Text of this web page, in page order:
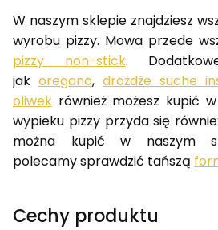
W naszym sklepie znajdziesz
wyrobu pizzy. Mowa przede
pizzy non-stick.
jak oregano, drożdże suche
oliwek również możesz kupić
wypieku pizzy przyda się
można kupić w naszym
polecamy sprawdzić tańszą
Cechy produktu